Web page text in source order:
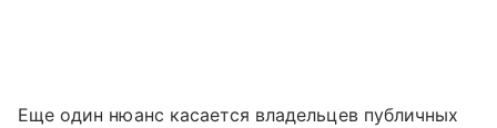
Еще один нюанс касается владельцев публичных